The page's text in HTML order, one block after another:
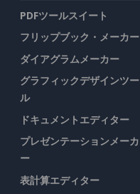
PDFツールスイート
フリップブック・メーカー
ダイアグラムメーカー
グラフィックデザインツー
ル
ドキュメントエディター
プレゼンテーションメーカ
ー
表計算エディター